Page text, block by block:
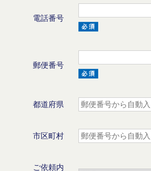
電話番号
郵便番号
都道府県
市区町村
ご依頼内